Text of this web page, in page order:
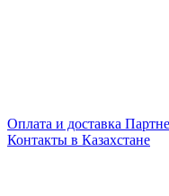
Оплата и доставка
Контакты в Казахстане